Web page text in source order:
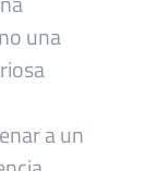
una
a un